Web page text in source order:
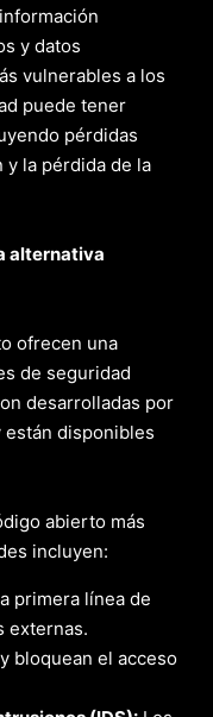
y datos
vulnerables a los
puede tener
pérdidas
y la pérdida de la
alternativa
ofrecen una
de seguridad
desarrolladas por
disponibles
abierto más
incluyen:
primera línea de
externas.
bloquean el acceso